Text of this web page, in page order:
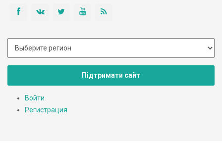
Підтримати сайт
Войти
Регистрация